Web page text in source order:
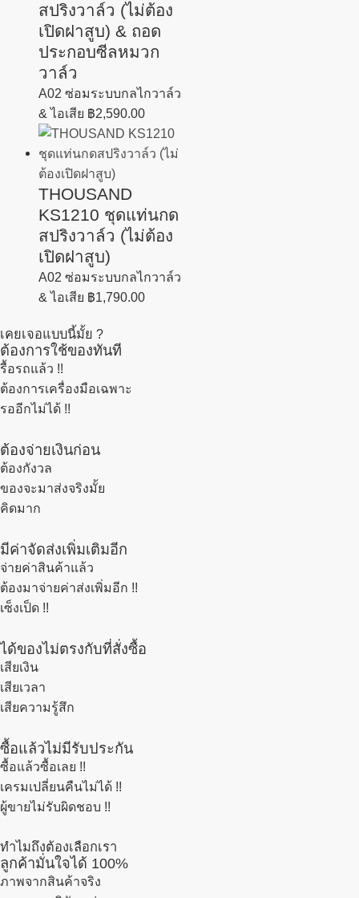
สปริงวาล์ว (ไม่ต้อง
เปิดฝาสูบ) & ถอด
ประกอบซีลหมวก
วาล์ว
A02 ซ่อมระบบกลไกวาล์ว
& ไอเสีย ฿2,590.00
THOUSAND
KS1210 ชุดแท่นกด
สปริงวาล์ว (ไม่ต้อง
เปิดฝาสูบ)
A02 ซ่อมระบบกลไกวาล์ว
& ไอเสีย ฿1,790.00
เคยเจอแบบนี้มั้ย ?
ต้องการใช้ของทันที
รื้อรถแล้ว !!
ต้องการเครื่องมือเฉพาะ
รออีกไม่ได้ !!
ต้องจ่ายเงินก่อน
ต้องกังวล
ของจะมาส่งจริงมั้ย
คิดมาก
มีค่าจัดส่งเพิ่มเติมอีก
จ่ายค่าสินค้าแล้ว
ต้องมาจ่ายค่าส่งเพิ่มอีก !!
เซ็งเป็ด !!
ได้ของไม่ตรงกับที่สั่งซื้อ
เสียเงิน
เสียเวลา
เสียความรู้สึก
ซื้อแล้วไม่มีรับประกัน
ซื้อแล้วซื้อเลย !!
เครมเปลี่ยนคืนไม่ได้ !!
ผู้ขายไม่รับผิดชอบ !!
ทำไมถึงต้องเลือกเรา
ลูกค้ามั่นใจได้ 100%
ภาพจากสินค้าจริง